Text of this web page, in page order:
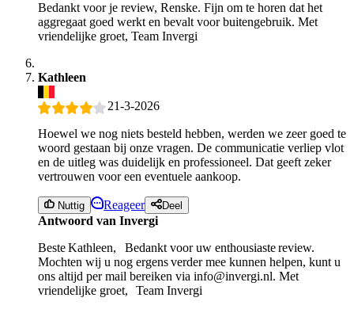
Bedankt voor je review, Renske. Fijn om te horen dat het
aggregaat goed werkt en bevalt voor buitengebruik. Met
vriendelijke groet, Team Invergi
Kathleen
21-3-2026
Hoewel we nog niets besteld hebben, werden we zeer goed te
woord gestaan bij onze vragen. De communicatie verliep vlot
en de uitleg was duidelijk en professioneel. Dat geeft zeker
vertrouwen voor een eventuele aankoop.
Nuttig Reageer Deel
Antwoord van Invergi
Beste Kathleen, Bedankt voor uw enthousiaste review.
Mochten wij u nog ergens verder mee kunnen helpen, kunt u
ons altijd per mail bereiken via info@invergi.nl. Met
vriendelijke groet, Team Invergi